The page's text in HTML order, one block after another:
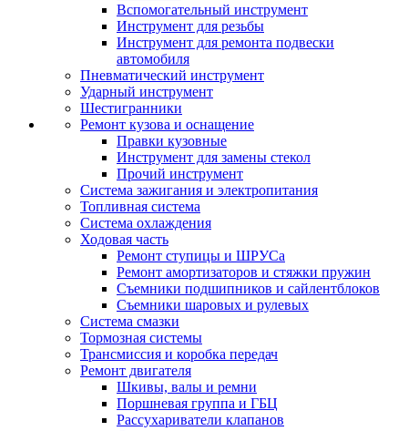
Вспомогательный инструмент
Инструмент для резьбы
Инструмент для ремонта подвески
автомобиля
Пневматический инструмент
Ударный инструмент
Шестигранники
Ремонт кузова и оснащение
Правки кузовные
Инструмент для замены стекол
Прочий инструмент
Система зажигания и электропитания
Топливная система
Система охлаждения
Ходовая часть
Ремонт ступицы и ШРУСа
Ремонт амортизаторов и стяжки пружин
Съемники подшипников и сайлентблоков
Съемники шаровых и рулевых
Система смазки
Тормозная системы
Трансмиссия и коробка передач
Ремонт двигателя
Шкивы, валы и ремни
Поршневая группа и ГБЦ
Рассухариватели клапанов